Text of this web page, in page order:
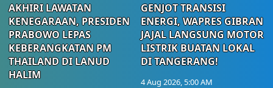
AKHIRI LAWATAN
KENEGARAAN, PRESIDEN
PRABOWO LEPAS
KEBERANGKATAN PM
THAILAND DI LANUD
HALIM
GENJOT TRANSISI
ENERGI, WAPRES GIBRAN
JAJAL LANGSUNG MOTOR
LISTRIK BUATAN LOKAL
DI TANGERANG!
4 Aug 2026, 5:00 AM